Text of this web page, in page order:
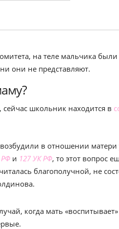
на теле мальчика
они не представляют.
, сейчас школьник находится в
в отношении матери
РФ и 127 УК РФ, то этот вопрос
благополучной, не
когда мать